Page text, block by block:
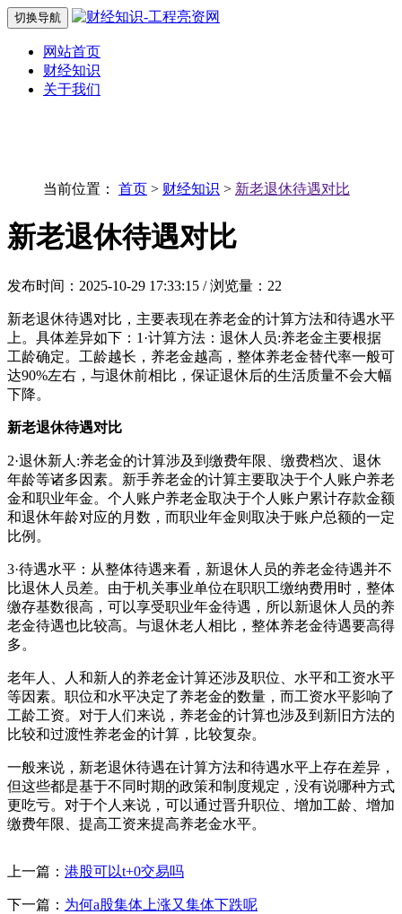
切换导航
网站首页
财经知识
关于我们
当前位置： 首页 > 财经知识 > 新老退休待遇对比
新老退休待遇对比
发布时间：2025-10-29 17:33:15 / 浏览量：22
新老退休待遇对比，主要表现在养老金的计算方法和待遇水平
上。具体差异如下：1·计算方法：退休人员:养老金主要根据
工龄确定。工龄越长，养老金越高，整体养老金替代率一般可
达90%左右，与退休前相比，保证退休后的生活质量不会大幅
下降。
新老退休待遇对比
2·退休新人:养老金的计算涉及到缴费年限、缴费档次、退休
年龄等诸多因素。新手养老金的计算主要取决于个人账户养老
金和职业年金。个人账户养老金取决于个人账户累计存款金额
和退休年龄对应的月数，而职业年金则取决于账户总额的一定
比例。
3·待遇水平：从整体待遇来看，新退休人员的养老金待遇并不
比退休人员差。由于机关事业单位在职职工缴纳费用时，整体
缴存基数很高，可以享受职业年金待遇，所以新退休人员的养
老金待遇也比较高。与退休老人相比，整体养老金待遇要高得
多。
老年人、人和新人的养老金计算还涉及职位、水平和工资水平
等因素。职位和水平决定了养老金的数量，而工资水平影响了
工龄工资。对于人们来说，养老金的计算也涉及到新旧方法的
比较和过渡性养老金的计算，比较复杂。
一般来说，新老退休待遇在计算方法和待遇水平上存在差异，
但这些都是基于不同时期的政策和制度规定，没有说哪种方式
更吃亏。对于个人来说，可以通过晋升职位、增加工龄、增加
缴费年限、提高工资来提高养老金水平。
上一篇： 港股可以t+0交易吗
下一篇： 为何a股集体上涨又集体下跌呢